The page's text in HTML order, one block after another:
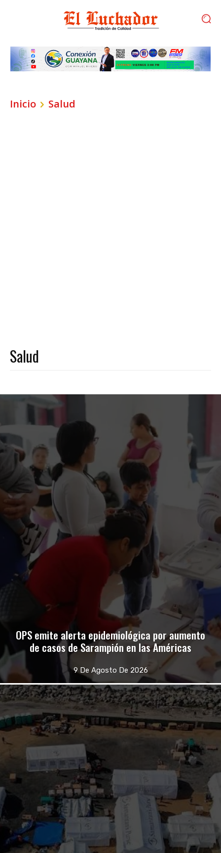
Inicio Salud
Salud
OPS emite alerta epidemiológica por aumento
de casos de Sarampión en las Américas
9 De Agosto De 2026